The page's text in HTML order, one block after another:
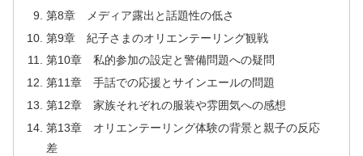
第8章 メディア露出と話題性の低さ
第9章 紀子さまのオリエンテーリング観戦
第10章 私的参加の設定と警備問題への疑問
第11章 手話での応援とサインエールの問題
第12章 家族それぞれの服装や雰囲気への感想
第13章 オリエンテーリング体験の背景と親子の反応
差